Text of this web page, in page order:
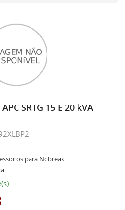
SRTG 15 E 20 kVA
para Nobreak